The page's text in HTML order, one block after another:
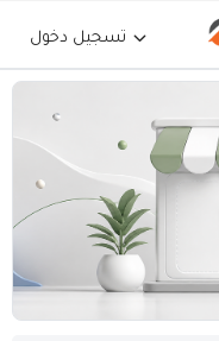
تسجيل دخول